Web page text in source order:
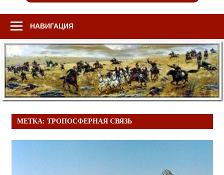
НАВИГАЦИЯ
МЕТКА: ТРОПОСФЕРНАЯ СВЯЗЬ